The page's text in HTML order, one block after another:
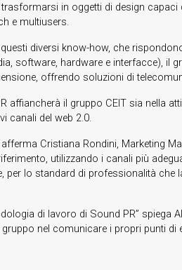
in oggetti di design capaci
e multiusers.
questi diversi know-how, che
software, hardware e interfacce), il
offrendo soluzioni di
affiancherà il gruppo CEIT sia nella
canali del web 2.0.
Cristiana Rondini, Marketing
utilizzando i canali più
lo standard di professionalità
di lavoro di Sound PR” spiega
nel comunicare i propri punti